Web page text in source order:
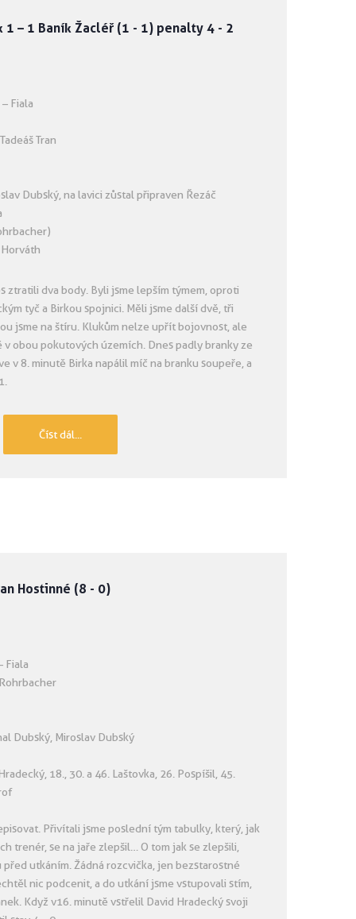
– 1 Baník Žacléř (1 - 1) penalty 4 - 2
Fiala
Tran
Dubský, na lavici zůstal připraven Řezáč
Horváth
ztratili dva body. Byli jsme lepším týmem, oproti
tyč a Birkou spojnici. Měli jsme další dvě, tři
jsme na štíru. Klukům nelze upřít bojovnost, ale
v obou pokutových územích. Dnes padly branky ze
v 8. minutě Birka napálil míč na branku soupeře, a
Číst dál...
Hostinné (8 - 0)
Fiala
Dubský, Miroslav Dubský
18., 30. a 46. Laštovka, 26. Pospíšil, 45.
Přivítali jsme poslední tým tabulky, který, jak
trenér, se na jaře zlepšil… O tom jak se zlepšili,
utkáním. Žádná rozcvička, jen bezstarostné
nic podcenit, a do utkání jsme vstupovali s tím,
Když v 16. minutě vstřelil David Hradecký svoji